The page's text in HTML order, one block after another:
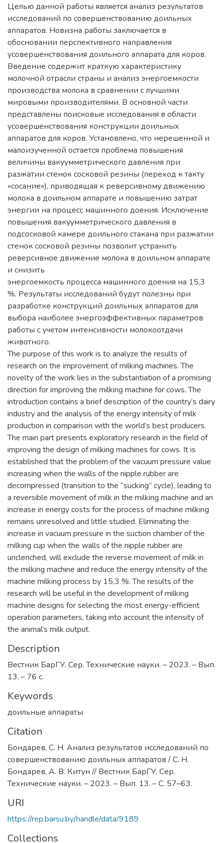
Целью данной работы является анализ результатов
исследований по совершенствованию доильных
аппаратов. Новизна работы заключается в
обосновании перспективного направления
усовершенствования доильного аппарата для коров.
Введение содержит краткую характеристику
молочной отрасли страны и анализ энергоемкости
производства молока в сравнении с лучшими
мировыми производителями. В основной части
представлены поисковые исследования в области
усовершенствования конструкции доильных
аппаратов для коров. Установлено, что нерешенной и
малоизученной остается проблема повышения
величины вакуумметрического давления при
разжатии стенок сосковой резины (переход к такту
«сосание»), приводящая к реверсивному движению
молока в доильном аппарате и повышению затрат
энергии на процесс машинного доения. Исключение
повышения вакуумметрического давления в
подсосковой камере доильного стакана при разжатии
стенок сосковой резины позволит устранить
реверсивное движение молока в доильном аппарате
и снизить
энергоемкость процесса машинного доения на 15,3
%. Результаты исследований будут полезны при
разработке конструкций доильных аппаратов для
выбора наиболее энергоэффективных параметров
работы с учетом интенсивности молокоотдачи
животного.
The purpose of this work is to analyze the results of
research on the improvement of milking machines. The
novelty of the work lies in the substantiation of a promising
direction for improving the milking machine for cows. The
introduction contains a brief description of the country’s dairy
industry and the analysis of the energy intensity of milk
production in comparison with the world’s best producers.
The main part presents exploratory research in the field of
improving the design of milking machines for cows. It is
established that the problem of the vacuum pressure value
increasing when the walls of the nipple rubber are
decompressed (transition to the “sucking” cycle), leading to
a reversible movement of milk in the milking machine and an
increase in energy costs for the process of machine milking
remains unresolved and little studied. Eliminating the
increase in vacuum pressure in the suction chamber of the
milking cup when the walls of the nipple rubber are
unclenched, will exclude the reverse movement of milk in
the milking machine and reduce the energy intensity of the
machine milking process by 15,3 %. The results of the
research will be useful in the development of milking
machine designs for selecting the most energy-efficient
operation parameters, taking into account the intensity of
the animal’s milk output.
Description
Вестник БарГУ. Сер. Технические науки. – 2023. – Вып.
13. – 76 с.
Keywords
доильные аппараты
Citation
Бондарев, С. Н. Анализ результатов исследований по
совершенствованию доильных аппаратов / С. Н.
Бондарев, А. В. Китун // Вестник БарГУ. Сер.
Технические науки. – 2023. – Вып. 13. – С. 57–63.
URI
https://rep.barsu.by/handle/data/9189
Collections